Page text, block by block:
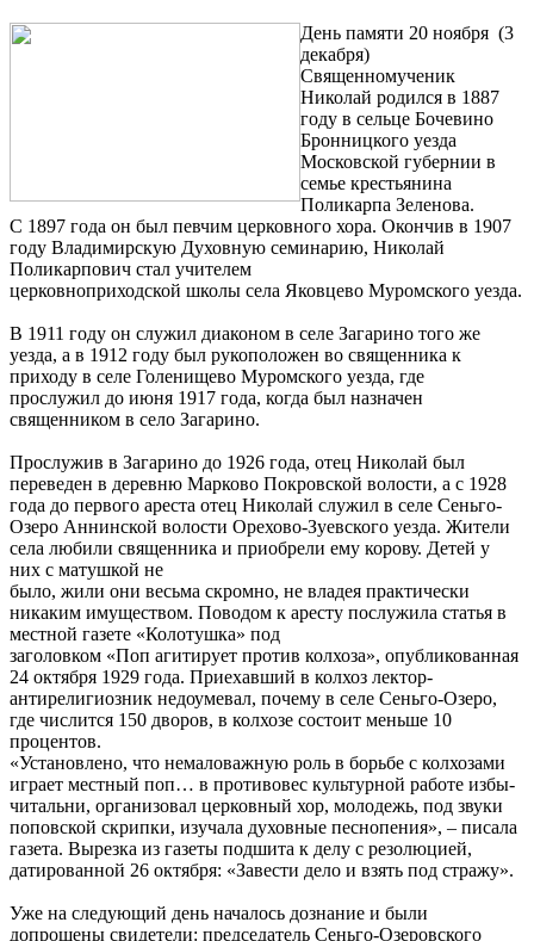
День памяти 20 ноября (3
декабря)
Священномученик
Николай родился в 1887
году в сельце Бочевино
Бронницкого уезда
Московской губернии в
семье крестьянина
Поликарпа Зеленова.
С 1897 года он был певчим церковного хора. Окончив в 1907
году Владимирскую Духовную семинарию, Николай
Поликарпович стал учителем
церковноприходской школы села Яковцево Муромского уезда.
В 1911 году он служил диаконом в селе Загарино того же
уезда, а в 1912 году был рукоположен во священника к
приходу в селе Голенищево Муромского уезда, где
прослужил до июня 1917 года, когда был назначен
священником в село Загарино.
Прослужив в Загарино до 1926 года, отец Николай был
переведен в деревню Марково Покровской волости, а с 1928
года до первого ареста отец Николай служил в селе Сеньго-
Озеро Аннинской волости Орехово-Зуевского уезда. Жители
села любили священника и приобрели ему корову. Детей у
них с матушкой не
было, жили они весьма скромно, не владея практически
никаким имуществом. Поводом к аресту послужила статья в
местной газете «Колотушка» под
заголовком «Поп агитирует против колхоза», опубликованная
24 октября 1929 года. Приехавший в колхоз лектор-
антирелигиозник недоумевал, почему в селе Сеньго-Озеро,
где числится 150 дворов, в колхозе состоит меньше 10
процентов.
«Установлено, что немаловажную роль в борьбе с колхозами
играет местный поп… в противовес культурной работе избы-
читальни, организовал церковный хор, молодежь, под звуки
поповской скрипки, изучала духовные песнопения», – писала
газета. Вырезка из газеты подшита к делу с резолюцией,
датированной 26 октября: «Завести дело и взять под стражу».
Уже на следующий день началось дознание и были
допрошены свидетели: председатель Сеньго-Озеровского